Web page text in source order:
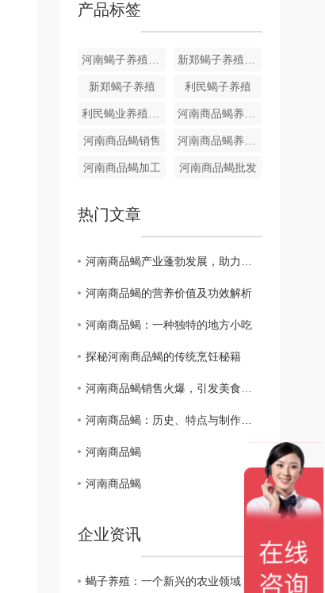
产品标签
河南蝎子养殖中心 新郑蝎子养殖厂家
新郑蝎子养殖 利民蝎子养殖
利民蝎业养殖专业合作社 河南商品蝎养殖技术
河南商品蝎销售 河南商品蝎养殖基地
河南商品蝎加工 河南商品蝎批发
热门文章
河南商品蝎产业蓬勃发展，助力当地经济增长
河南商品蝎的营养价值及功效解析
河南商品蝎：一种独特的地方小吃
探秘河南商品蝎的传统烹饪秘籍
河南商品蝎销售火爆，引发美食热潮
河南商品蝎：历史、特点与制作工艺
河南商品蝎
河南商品蝎
企业资讯
蝎子养殖：一个新兴的农业领域